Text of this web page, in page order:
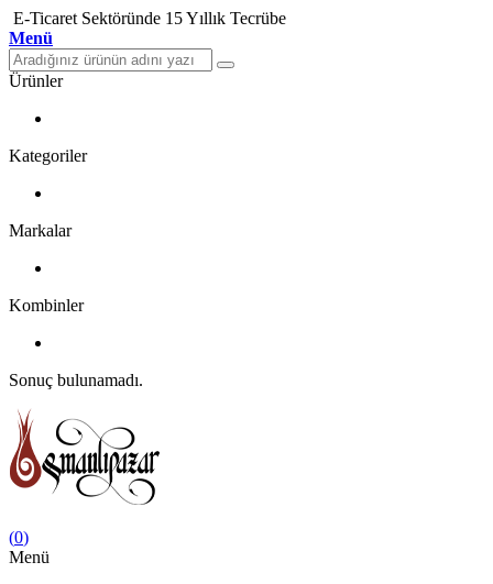
E-Ticaret Sektöründe 15 Yıllık Tecrübe
Menü
Ürünler
Kategoriler
Markalar
Kombinler
Sonuç bulunamadı.
(0)
Menü